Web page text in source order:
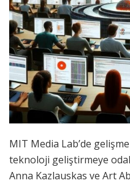
MIT Media Lab’de
teknoloji geliştirmeye
Anna Kazlauskas ve Art